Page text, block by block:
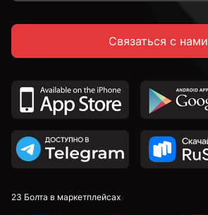
Связаться с нами
23 Болта в маркетплейсах